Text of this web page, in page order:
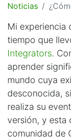
Noticias ¿Cómo
Mi experiencia
tiempo que
Integrators.
aprender
mundo cuya
desconocida,
realiza su
versión, y esta
comunidad de